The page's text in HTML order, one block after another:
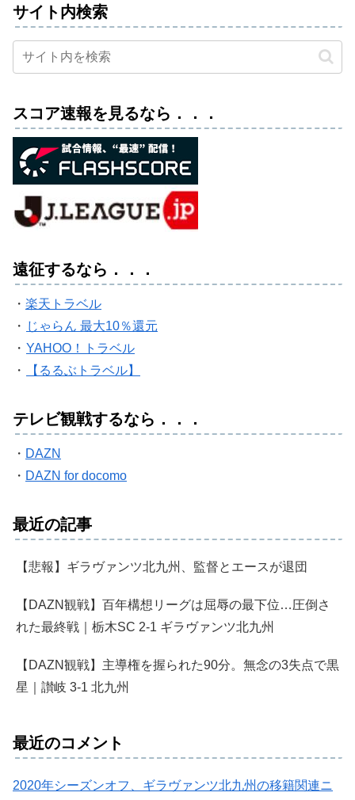
サイト内検索
スコア速報を見るなら．．．
遠征するなら．．．
・ 楽天トラベル
・ じゃらん 最大10％還元
・ YAHOO！トラベル
・
【るるぶトラベル】
テレビ観戦するなら．．．
・ DAZN
・ DAZN for docomo
最近の記事
【悲報】ギラヴァンツ北九州、監督とエースが退団
【DAZN観戦】百年構想リーグは屈辱の最下位…圧倒さ
れた最終戦｜栃木SC 2-1 ギラヴァンツ北九州
【DAZN観戦】主導権を握られた90分。無念の3失点で黒
星｜讃岐 3-1 北九州
最近のコメント
2020年シーズンオフ、ギラヴァンツ北九州の移籍関連ニ